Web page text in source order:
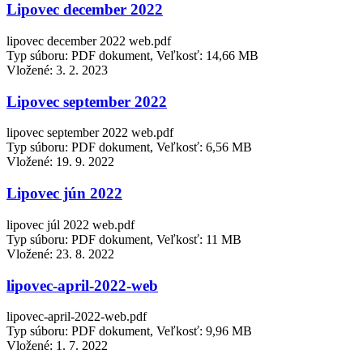
Lipovec december 2022
lipovec december 2022 web.pdf
Typ súboru: PDF dokument, Veľkosť: 14,66 MB
Vložené: 3. 2. 2023
Lipovec september 2022
lipovec september 2022 web.pdf
Typ súboru: PDF dokument, Veľkosť: 6,56 MB
Vložené: 19. 9. 2022
Lipovec jún 2022
lipovec júl 2022 web.pdf
Typ súboru: PDF dokument, Veľkosť: 11 MB
Vložené: 23. 8. 2022
lipovec-april-2022-web
lipovec-april-2022-web.pdf
Typ súboru: PDF dokument, Veľkosť: 9,96 MB
Vložené: 1. 7. 2022